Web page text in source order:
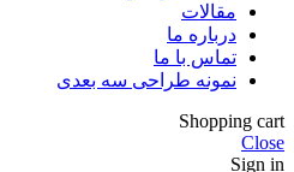
مقالات
درباره ما
تماس با ما
نمونه طراحی سه بعدی
Shopping cart
Close
Sign in